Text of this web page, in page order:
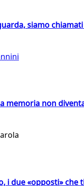
siamo
memoria non
i due «opposti» che